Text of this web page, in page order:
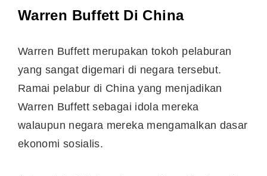
Warren Buffett Di China
Warren Buffett merupakan tokoh pelaburan
yang sangat digemari di negara tersebut.
Ramai pelabur di China yang menjadikan
Warren Buffett sebagai idola mereka
walaupun negara mereka mengamalkan dasar
ekonomi sosialis.